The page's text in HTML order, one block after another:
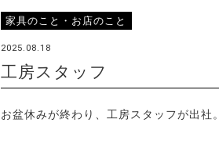
家具のこと・お店のこと
2025.08.18
工房スタッフ
お盆休みが終わり、工房スタッフが出社。